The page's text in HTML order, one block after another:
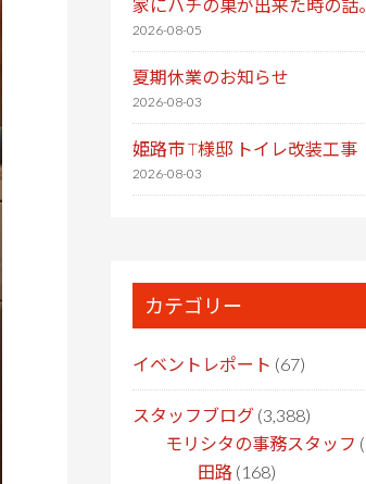
家にハチの巣が出来た時の話。
2026-08-05
夏期休業のお知らせ
2026-08-03
姫路市 T様邸 トイレ改装工事
2026-08-03
カテゴリー
イベントレポート (67)
スタッフブログ (3,388)
モリシタの事務スタッフ
田路 (168)